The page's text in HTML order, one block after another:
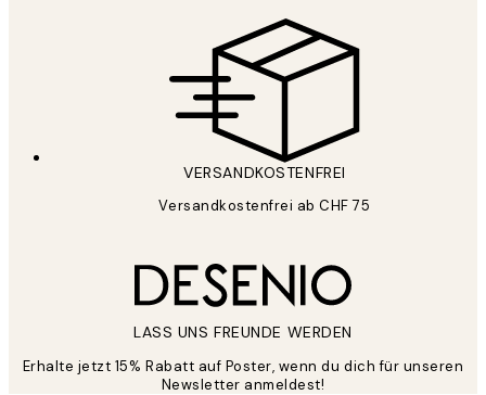
VERSANDKOSTENFREI
Versandkostenfrei ab CHF 75
LASS UNS FREUNDE WERDEN
Erhalte jetzt 15% Rabatt auf Poster, wenn du dich für unseren
Newsletter anmeldest!